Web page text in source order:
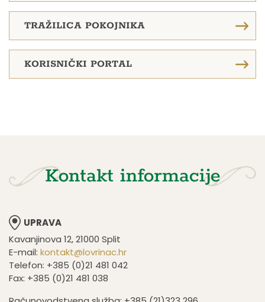
TRAŽILICA POKOJNIKA
KORISNIČKI PORTAL
Kontakt informacije
UPRAVA
Kavanjinova 12, 21000 Split
E-mail: kontakt@lovrinac.hr
Telefon: +385 (0)21 481 042
Fax: +385 (0)21 481 038